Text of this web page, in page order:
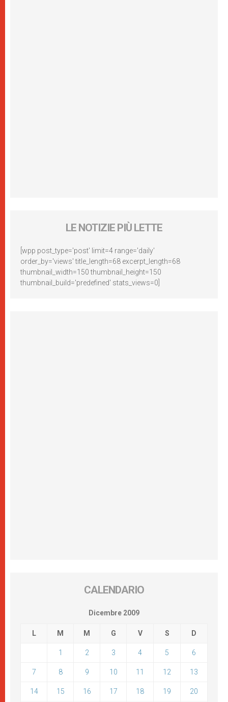
LE NOTIZIE PIÙ LETTE
[wpp post_type='post' limit=4 range='daily'
order_by='views' title_length=68 excerpt_length=68
thumbnail_width=150 thumbnail_height=150
thumbnail_build='predefined' stats_views=0]
CALENDARIO
Dicembre 2009
L M M G V S D
1 2 3 4 5 6
7 8 9 10 11 12 13
14 15 16 17 18 19 20